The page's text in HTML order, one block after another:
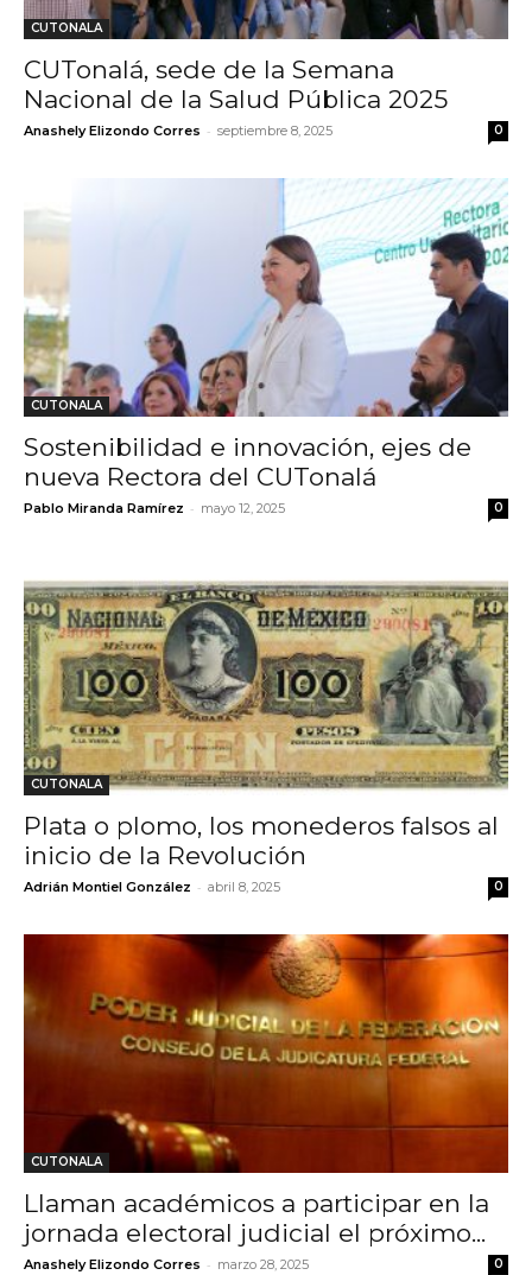
CUTONALA
CUTonalá, sede de la Semana
Nacional de la Salud Pública 2025
Anashely Elizondo Corres - septiembre 8, 2025 0
CUTONALA
Sostenibilidad e innovación, ejes de
nueva Rectora del CUTonalá
Pablo Miranda Ramírez - mayo 12, 2025 0
CUTONALA
Plata o plomo, los monederos falsos al
inicio de la Revolución
Adrián Montiel González - abril 8, 2025 0
CUTONALA
Llaman académicos a participar en la
jornada electoral judicial el próximo...
Anashely Elizondo Corres - marzo 28, 2025 0